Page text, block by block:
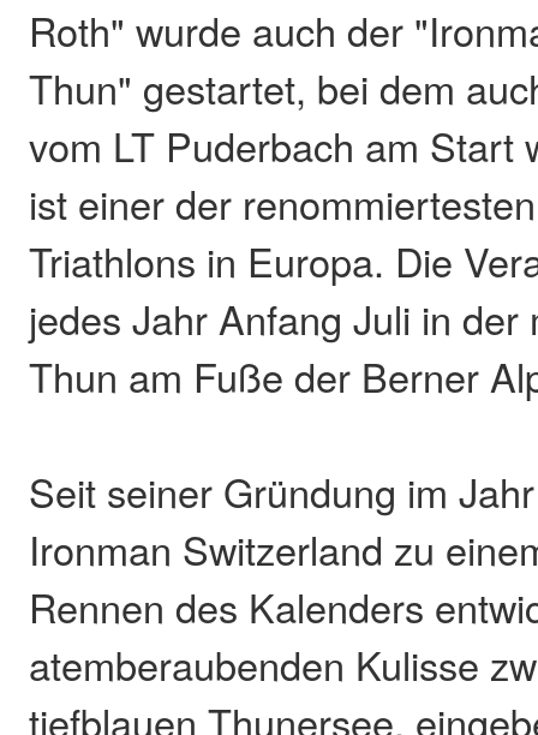
Roth" wurde auch der
Thun" gestartet, bei dem
vom LT Puderbach am Start
ist einer der
Triathlons in Europa. Die
jedes Jahr Anfang Juli in der
Thun am Fuße der Berner
Seit seiner Gründung im
Ironman Switzerland zu
Rennen des Kalenders
atemberaubenden Kulisse
tiefblauen Thunersee,